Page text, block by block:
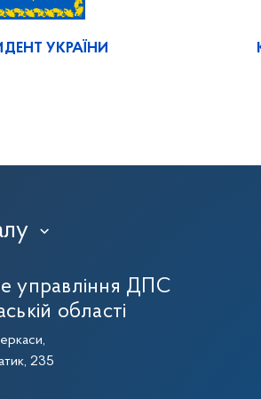
УКРАЇНИ
›
управління ДПС
області
235